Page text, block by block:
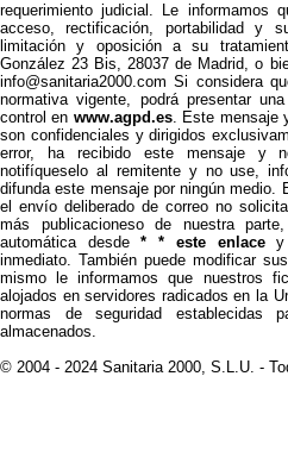
requerimiento judicial. Le informamos
acceso, rectificación, portabilidad y
limitación y oposición a su
González 23 Bis, 28037 de Madrid, o
info@sanitaria2000.com Si considera
normativa vigente, podrá presentar
control en www.agpd.es. Este mensaje
son confidenciales y dirigidos
error, ha recibido este mensaje y
notifíqueselo al remitente y no use,
difunda este mensaje por ningún medio.
el envío deliberado de correo no
más publicacioneso de nuestra
automática desde* * este enlacey
inmediato. También puede modificar
mismo le informamos que nuestros
alojados en servidores radicados en la
normas de seguridad establecidas
almacenados.
© 2004 - 2024 Sanitaria 2000, S.L.U. -